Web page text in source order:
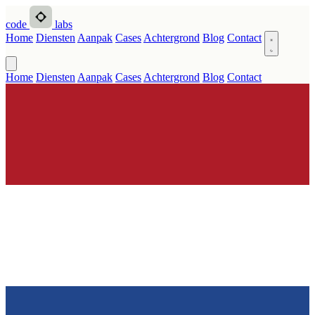
code
labs
Home Diensten Aanpak Cases Achtergrond Blog Contact
Home Diensten Aanpak Cases Achtergrond Blog Contact